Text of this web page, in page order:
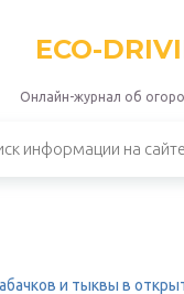
ECO-
Онлайн-журнал об
и тыквы в